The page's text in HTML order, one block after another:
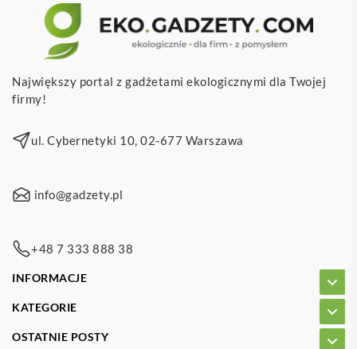
Największy portal z gadżetami ekologicznymi dla Twojej
firmy!
ul. Cybernetyki 10, 02-677 Warszawa
info@gadzety.pl
+48 7 333 888 38
INFORMACJE
KATEGORIE
OSTATNIE POSTY